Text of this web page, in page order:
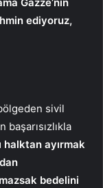
ediyoruz,
sivil
başarısızlıkla
halktan ayırmak
bedelini